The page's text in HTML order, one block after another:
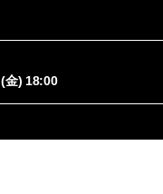
金) 18:00